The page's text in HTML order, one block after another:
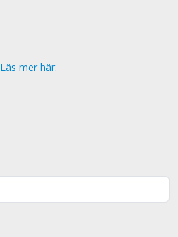
Läs mer här.